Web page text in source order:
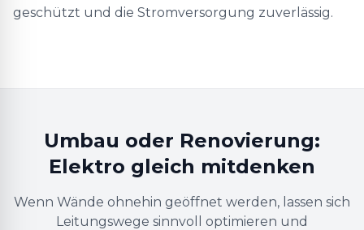
geschützt und die Stromversorgung zuverlässig.
Umbau oder Renovierung:
Elektro gleich mitdenken
Wenn Wände ohnehin geöffnet werden, lassen sich
Leitungswege sinnvoll optimieren und